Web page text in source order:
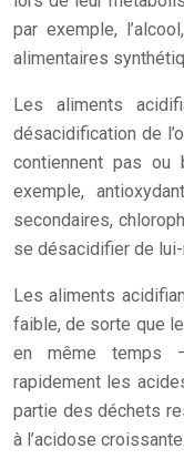
par exemple,
alimentaires
Les aliments
désacidification de
contiennent pas ou
exemple,
secondaires,
se désacidifier de
Les aliments
faible, de sorte que
en même temps
rapidement les
partie des déchets
à l’acidose croissante.